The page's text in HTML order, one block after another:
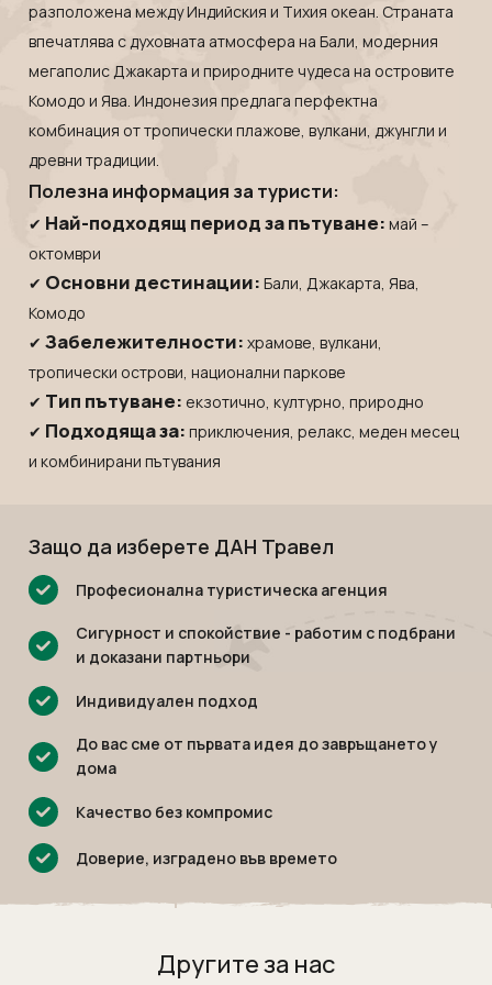
Екскурзии в Естония
Екскурзии в Катар
Екскурзии в Непал
Екскурзии в Полша
Екскурзии в Тунис
Екскурзии в Унгария
Екскурзии в Нидерландия
Екскурзии в Чехия
Екскурзии в Йордания
Екскурзии в Португалия
Екскурзии в Румъния
Екскурзии в Северна Македония
Екскурзии във Франция
Екскурзии в Хърватия
Екскурзия в Египет
Екскурзии България
Екскурзии в Шотландия
Екскурзии в Русия
Екскурзии в Исландия
Екскурзии в Азербайджан
Екскурзии в Казакстан
Екскурзии в Узбекистан
Индонезия
Иран
Камбоджа
Катар
Колумбия
Коста Рика
Куба
Лаос
Мавриций
Малдиви
Малайзия
Мароко
Нова Зеландия
Оман
Панама
Парагвай
Перу
Руанда
Саудитска Арабия
разположена между Индийския и Тихия океан. Страната
впечатлява с духовната атмосфера на Бали, модерния
мегаполисДжакарта и природните чудеса на островите
Комодо и Ява. Индонезия предлага перфектна
комбинация от тропически плажове, вулкани, джунгли и
древни традиции.
Полезна информация за туристи:
✔ Най-подходящ период за пътуване: май –
октомври
✔ Основни дестинации: Бали, Джакарта, Ява,
Комодо
✔ Забележителности: храмове, вулкани,
тропически острови, национални паркове
✔ Тип пътуване: екзотично, културно, природно
✔ Подходяща за: приключения, релакс, меден месец
и комбинирани пътувания
Защо да изберете ДАН Травел
Професионална туристическа агенция
Сигурност и спокойствие - работим с подбрани
и доказани партньори
Индивидуален подход
До вас сме от първата идея до завръщането у
дома
Качество без компромис
Доверие, изградено във времето
Другите за нас